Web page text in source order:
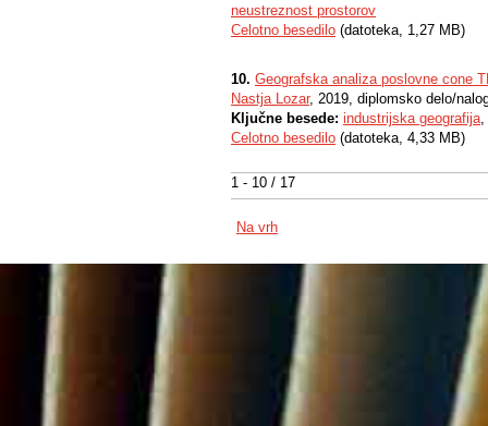
1 - 10 / 17
neustreznost prostorov
Celotno besedilo (datoteka, 1,27 MB)
10. Geografska analiza poslovne cone
Nastja Lozar, 2019, diplomsko delo/
Ključne besede: industrijska geografija,
Celotno besedilo (datoteka, 4,33 MB)
Na vrh